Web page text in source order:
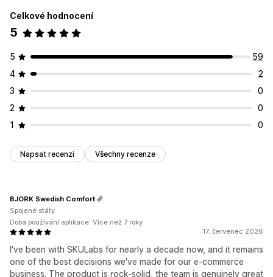
Celkové hodnocení
5
5
59
4
2
3
0
2
0
1
0
Napsat recenzi Všechny recenze
17. červenec 2026
I've been with SKULabs for nearly a decade now, and it remains
one of the best decisions we've made for our e-commerce
business. The product is rock-solid, the team is genuinely great
BJORK Swedish Comfort
Spojené státy
Doba používání aplikace: Více než 7 roky